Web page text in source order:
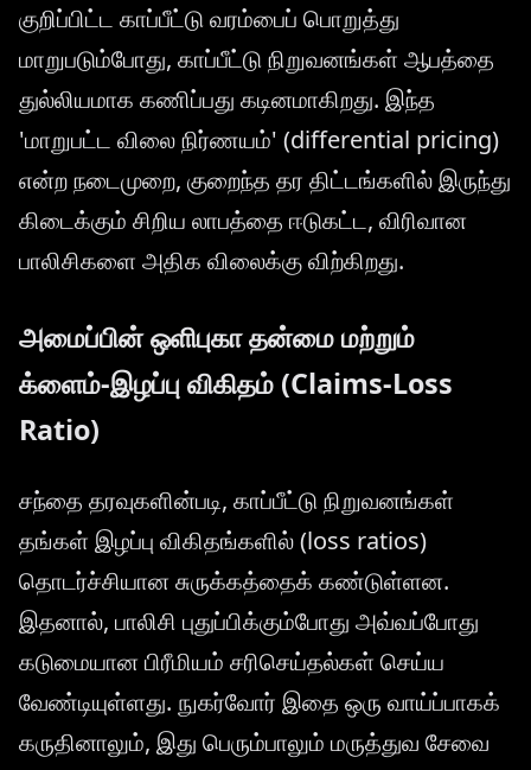
குறிப்பிட்ட காப்பீட்டு வரம்பைப் பொறுத்து
மாறுபடும்போது, காப்பீட்டு நிறுவனங்கள் ஆபத்தை
துல்லியமாக கணிப்பது கடினமாகிறது. இந்த
'மாறுபட்ட விலை நிர்ணயம்' (differential pricing)
என்ற நடைமுறை, குறைந்த தர திட்டங்களில் இருந்து
கிடைக்கும் சிறிய லாபத்தை ஈடுகட்ட, விரிவான
பாலிசிகளை அதிக விலைக்கு விற்கிறது.
அமைப்பின் ஒளிபுகா தன்மை மற்றும்
க்ளைம்-இழப்பு விகிதம் (Claims-Loss
Ratio)
சந்தை தரவுகளின்படி, காப்பீட்டு நிறுவனங்கள்
தங்கள் இழப்பு விகிதங்களில் (loss ratios)
தொடர்ச்சியான சுருக்கத்தைக் கண்டுள்ளன.
இதனால், பாலிசி புதுப்பிக்கும்போது அவ்வப்போது
கடுமையான பிரீமியம் சரிசெய்தல்கள் செய்ய
வேண்டியுள்ளது. நுகர்வோர் இதை ஒரு வாய்ப்பாகக்
கருதினாலும், இது பெரும்பாலும் மருத்துவ சேவை